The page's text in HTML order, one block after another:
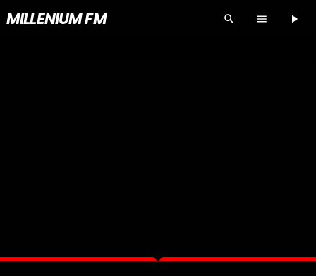
MILLENIUM FM search menu play_arrow